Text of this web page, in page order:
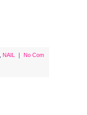
NAIL ｜ No Com